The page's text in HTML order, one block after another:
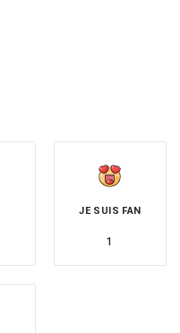
JE SUIS FAN
1